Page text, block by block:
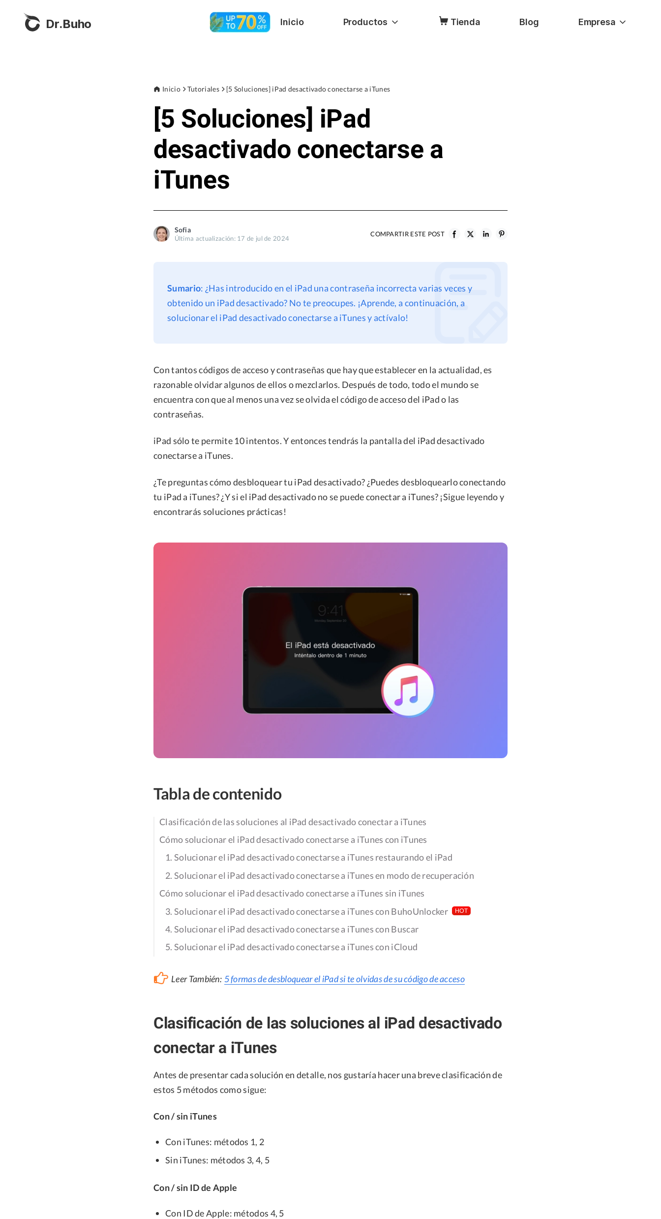
Dr.Buho Inicio Productos Tienda Blog Empresa
Inicio Tutoriales [5 Soluciones] iPad desactivado conectarse a iTunes
[5 Soluciones] iPad
desactivado conectarse a
iTunes
Sofia
Última actualización: 17 de jul de 2024
COMPARTIR ESTE POST
Sumario: ¿Has introducido en el iPad una contraseña incorrecta varias veces y
obtenido un iPad desactivado? No te preocupes. ¡Aprende, a continuación, a
solucionar el iPad desactivado conectarse a iTunes y actívalo!
Con tantos códigos de acceso y contraseñas que hay que establecer en la actualidad, es
razonable olvidar algunos de ellos o mezclarlos. Después de todo, todo el mundo se
encuentra con que al menos una vez se olvida el código de acceso del iPad o las
contraseñas.
iPad sólo te permite 10 intentos. Y entonces tendrás la pantalla del iPad desactivado
conectarse a iTunes.
¿Te preguntas cómo desbloquear tu iPad desactivado? ¿Puedes desbloquearlo conectando
tu iPad a iTunes? ¿Y si el iPad desactivado no se puede conectar a iTunes? ¡Sigue leyendo y
encontrarás soluciones prácticas!
Tabla de contenido
Clasificación de las soluciones al iPad desactivado conectar a iTunes
Cómo solucionar el iPad desactivado conectarse a iTunes con iTunes
1. Solucionar el iPad desactivado conectarse a iTunes restaurando el iPad
2. Solucionar el iPad desactivado conectarse a iTunes en modo de recuperación
Cómo solucionar el iPad desactivado conectarse a iTunes sin iTunes
3. Solucionar el iPad desactivado conectarse a iTunes con BuhoUnlocker
HOT
4. Solucionar el iPad desactivado conectarse a iTunes con Buscar
5. Solucionar el iPad desactivado conectarse a iTunes con iCloud
Leer También: 5 formas de desbloquear el iPad si te olvidas de su código de acceso
Clasificación de las soluciones al iPad desactivado
conectar a iTunes
Antes de presentar cada solución en detalle, nos gustaría hacer una breve clasificación de
estos 5 métodos como sigue:
Con / sin iTunes
Con iTunes: métodos 1, 2
Sin iTunes: métodos 3, 4, 5
Con / sin ID de Apple
Con ID de Apple: métodos 4, 5